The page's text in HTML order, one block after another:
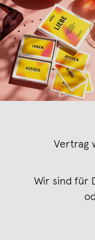
Vertrag
Wir sind für